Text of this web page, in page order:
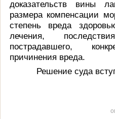
доказательств вины
размера компенсации
степень вреда
лечения,
пострадавшего,
причинения вреда.
Решение суда